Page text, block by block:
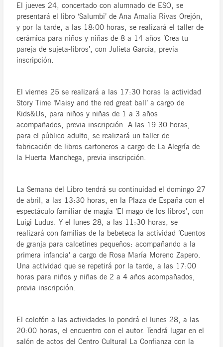
El jueves 24, concertado con alumnado de ESO, se
presentará el libro ‘Salumbi’ de Ana Amalia Rivas Orejón,
y por la tarde, a las 18:00 horas, se realizará el taller de
cerámica para niños y niñas de 8 a 14 años ‘Crea tu
pareja de sujeta-libros’, con Julieta García, previa
inscripción.
El viernes 25 se realizará a las 17:30 horas la actividad
Story Time ‘Maisy and the red great ball’ a cargo de
Kids&Us, para niños y niñas de 1 a 3 años
acompañados, previa inscripción. A las 19:30 horas,
para el público adulto, se realizará un taller de
fabricación de libros cartoneros a cargo de La Alegría de
la Huerta Manchega, previa inscripción.
La Semana del Libro tendrá su continuidad el domingo 27
de abril, a las 13:30 horas, en la Plaza de España con el
espectáculo familiar de magia ‘El mago de los libros’, con
Luigi Ludus. Y el lunes 28, a las 11:30 horas, se
realizará con familias de la bebeteca la actividad ‘Cuentos
de granja para calcetines pequeños: acompañando a la
primera infancia’ a cargo de Rosa María Moreno Zapero.
Una actividad que se repetirá por la tarde, a las 17:00
horas para niños y niñas de 2 a 4 años acompañados,
previa inscripción.
El colofón a las actividades lo pondrá el lunes 28, a las
20:00 horas, el encuentro con el autor. Tendrá lugar en el
salón de actos del Centro Cultural La Confianza con la